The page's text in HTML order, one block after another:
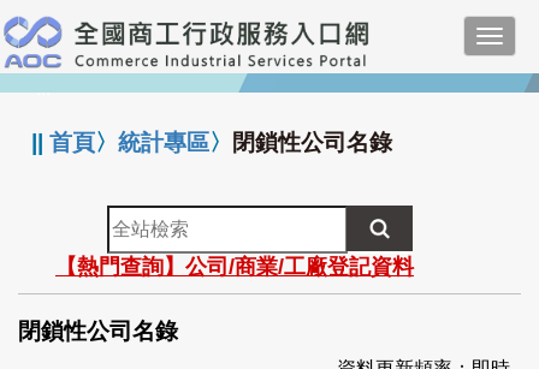
跳
到
主
要
:::
||首頁〉統計專區〉 閉鎖性公司名錄
全
站
檢
索
【熱門查詢】公司/商業/工廠登記資料
閉鎖性公司名錄